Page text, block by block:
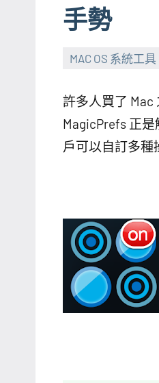
手勢
MAC OS 系統工
許多人買了 Mac
MagicPrefs 正
戶可以自訂多種